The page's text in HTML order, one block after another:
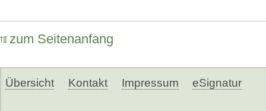
zum Seitenanfang
Übersicht Kontakt Impressum eSignatur